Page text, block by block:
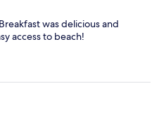
was delicious and
access to beach!